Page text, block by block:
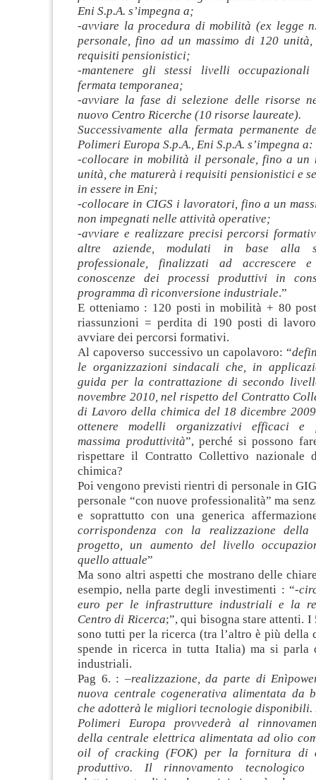
Eni S.p.A. s’impegna a;
-avviare la procedura di mobilità (ex legge
personale, fino ad un massimo di 120
requisiti pensionistici;
-mantenere gli stessi livelli occupazionali
fermata temporanea;
-avviare la fase di selezione delle risorse
nuovo Centro Ricerche (10 risorse laureate).
Successivamente alla fermata permanente
Polimeri Europa S.p.A., Eni S.p.A. s’impegna a:
-collocare in mobilità il personale, fino a un
unità, che maturerà i requisiti pensionistici e
in essere in Eni;
-collocare in CIGS i lavoratori, fino a un
non impegnati nelle attività operative;
-avviare e realizzare precisi percorsi
altre aziende, modulati in base alla
professionale, finalizzati ad accrescere
conoscenze dei processi produttivi in
programma dì riconversione industriale.”
E otteniamo : 120 posti in mobilità + 80
riassunzioni = perdita di 190 posti di
avviare dei percorsi formativi.
Al capoverso successivo un capolavoro: “
le organizzazioni sindacali che, in
guida per la contrattazione di secondo
novembre 2010, nel rispetto del Contratto
di Lavoro della chimica del 18 dicembre
ottenere modelli organizzativi efficaci e
massima produttività”, perché si possono
rispettare il Contratto Collettivo nazionale
chimica?
Poi vengono previsti rientri di personale in
personale “con nuove professionalità” ma
e soprattutto con una generica
corrispondenza con la realizzazione
progetto, un aumento del livello
quello attuale”
Ma sono altri aspetti che mostrano delle
esempio, nella parte degli investimenti : “-
euro per le infrastrutture industriali e la
Centro di Ricerca;”, qui bisogna stare attenti.
sono tutti per la ricerca (tra l’altro è più della
spende in ricerca in tutta Italia) ma si parla
industriali.
Pag 6. : –realizzazione, da parte di
nuova centrale cogenerativa alimentata da
che adotterà le migliori tecnologie disponibili.
Polimeri Europa provvederà al
della centrale elettrica alimentata ad olio
oil of cracking (FOK) per la fornitura di
produttivo. Il rinnovamento tecnologico